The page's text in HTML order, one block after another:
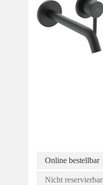
Online bestellbar
Nicht reservierbar